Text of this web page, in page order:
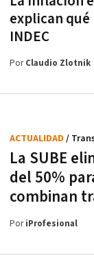
explican qué
INDEC
PorClaudio Zlotnik
La SUBE
del 50%
combinan
ACTUALIDAD /
PoriProfesional